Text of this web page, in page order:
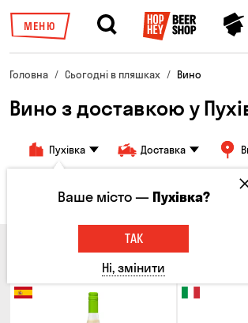
МЕНЮ
Головна Сьогодні в пляшках Вино
Вино з доставкою у
Пухівка Доставка
Пиво Сидр Вино
Ваше місто —Пухівка?
ТАК
Ні, змінити